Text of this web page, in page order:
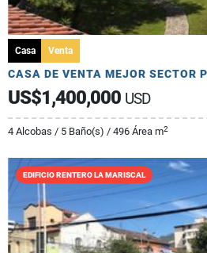
Casa Venta
US$1,400,000 USD
4 Alcobas / 5 Baño(s) / 496 Área m2
EDIFICIO RENTERO LA MARISCAL